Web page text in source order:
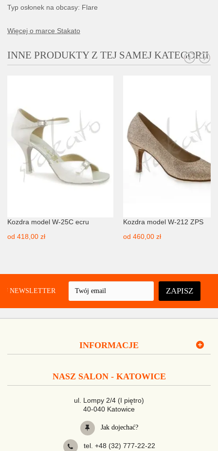
Typ osłonek na obcasy: Flare
Więcej o marce Stakato
INNE PRODUKTY Z TEJ SAMEJ KATEGORII
Kozdra model W-25C ecru
od 418,00 zł
Kozdra model W-212 ZPS
od 460,00 zł
NEWSLETTER ZAPISZ
INFORMACJE
NASZ SALON - KATOWICE
ul. Lompy 2/4 (I piętro)
40-040 Katowice
Jak dojechać?
tel. +48 (32) 777-22-22